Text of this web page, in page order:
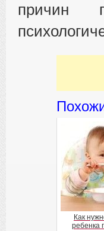
причин
Как
ребенка